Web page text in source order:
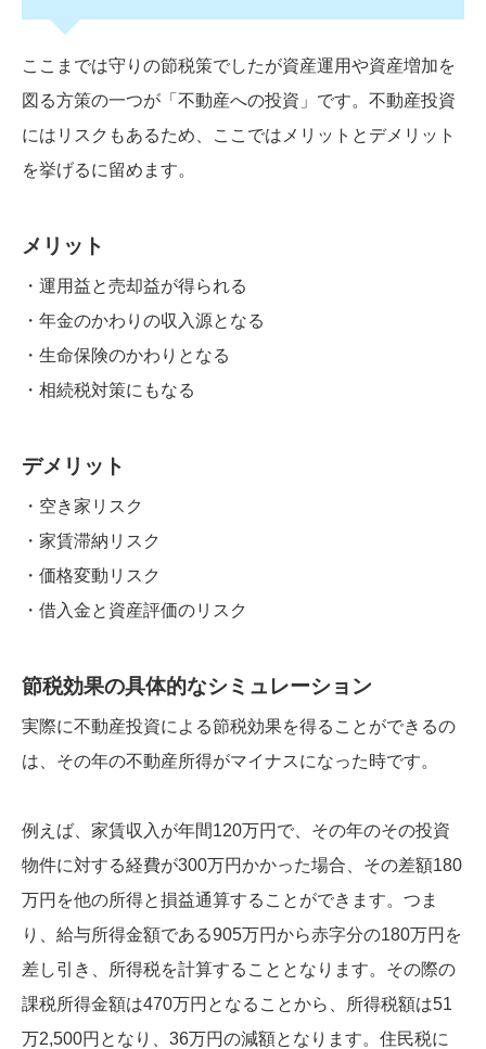
ここまでは守りの節税策でしたが資産運用や資産増加を
図る方策の一つが「不動産への投資」です。不動産投資
にはリスクもあるため、ここではメリットとデメリット
を挙げるに留めます。
メリット
・運用益と売却益が得られる
・年金のかわりの収入源となる
・生命保険のかわりとなる
・相続税対策にもなる
デメリット
・空き家リスク
・家賃滞納リスク
・価格変動リスク
・借入金と資産評価のリスク
節税効果の具体的なシミュレーション
実際に不動産投資による節税効果を得ることができるの
は、その年の不動産所得がマイナスになった時です。
例えば、家賃収入が年間120万円で、その年のその投資
物件に対する経費が300万円かかった場合、その差額180
万円を他の所得と損益通算することができます。つま
り、給与所得金額である905万円から赤字分の180万円を
差し引き、所得税を計算することとなります。その際の
課税所得金額は470万円となることから、所得税額は51
万2,500円となり、36万円の減額となります。住民税に